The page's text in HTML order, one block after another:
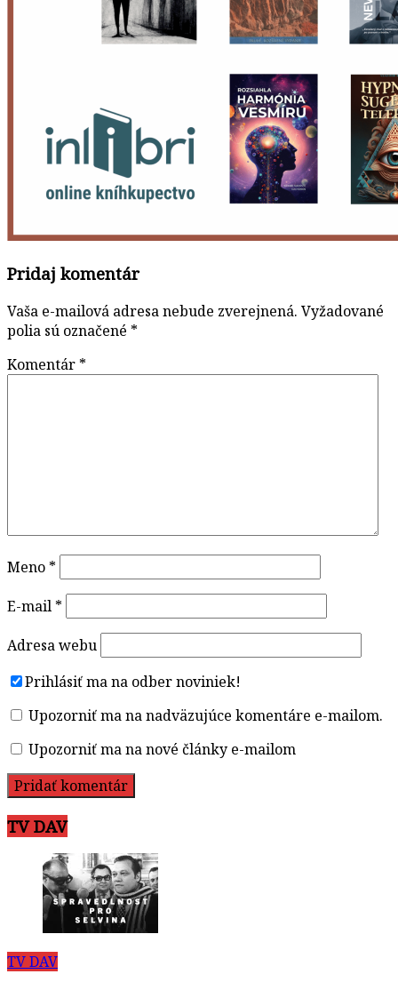
Pridaj komentár
Vaša e-mailová adresa nebude zverejnená. Vyžadované
polia sú označené *
Komentár *
Meno *
E-mail *
Adresa webu
Prihlásiť ma na odber noviniek!
Upozorniť ma na nadväzujúce komentáre e-mailom.
Upozorniť ma na nové články e-mailom
TV DAV
TV DAV